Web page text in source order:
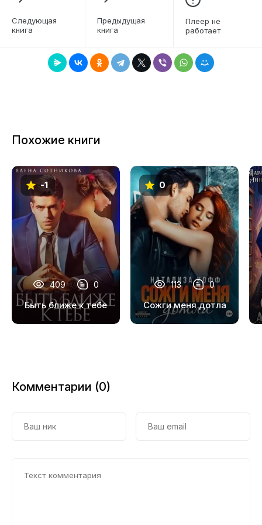
7
12
13
14
15
16
18
19
20
23
24
27
Следующая
книга
Предыдущая
книга
Плеер не
работает
Похожие книги
-1
409 0
Быть ближе к тебе
0
113 0
Сожги меня дотла
Комментарии (0)